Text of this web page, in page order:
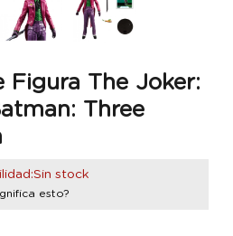
Figura The Joker:
Three
stock
esto?